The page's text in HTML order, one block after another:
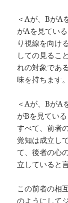
＜Aが、BがA
がAを見てい
り視線を向け
しての見るこ
れの対象であ
味を持ちます。
＜Aが、BがA
がBを見てい
すべて、前者
覚知は成立し
て、後者の心
立していると
この前者の相
のようにして